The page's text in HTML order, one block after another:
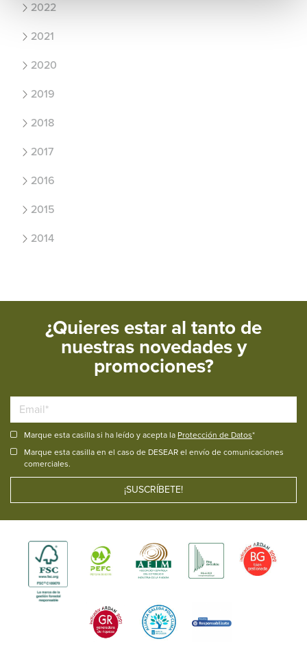
2022
2021
2020
2019
2018
2017
2016
2015
2014
¿Quieres estar al tanto de
nuestras novedades y
promociones?
Marque esta casilla si ha leído y acepta la Protección de Datos*
Marque esta casilla en el caso de DESEAR el envío de comunicaciones
comerciales.